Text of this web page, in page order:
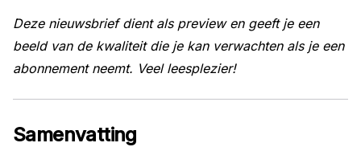
Deze nieuwsbrief dient als preview en geeft je een
beeld van de kwaliteit die je kan verwachten als je een
abonnement neemt. Veel leesplezier!
Samenvatting